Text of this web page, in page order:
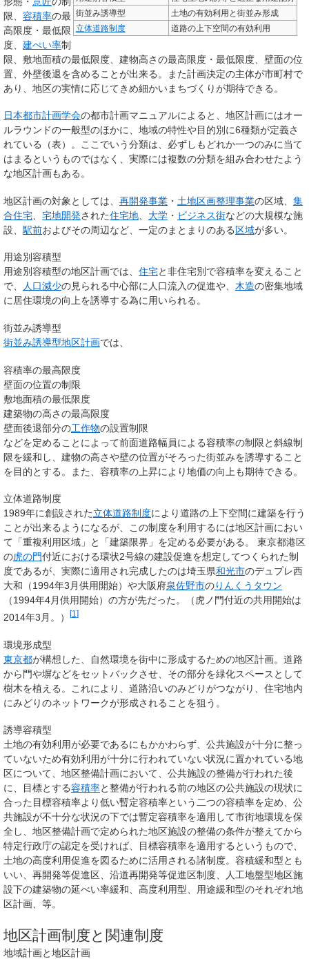
街並み誘導型
土地の有効利用と街並み形成
立体道路制度
道路の上下空間の有効利用
限、 容積率の最
高限度・最低限
度、 建ぺい率制
限、敷地面積の最低限度、建物高さの最高限度・最低限度、壁面の位
置、外壁後退を含めることが出来る。また計画決定の主体が市町村で
あり、地区の実情に応じてきめ細かいまちづくりが期待できる。
日本都市計画学会の都市計画マニュアルによると、地区計画にはオー
ルラウンドの一般型のほかに、地域の特性や目的別に6種類が定義さ
れている（表）。ここでいう分類は、必ずしもどれか一つのみに当て
はまるというものではなく、実際には複数の分類を組み合わせたよう
な地区計画もある。
地区計画の対象としては、 再開発事業 ・ 土地区画整理事業の区域、 集
合住宅
宅地開発された住宅地 大学 ・ ビジネス街などの大規模な施
設、 駅前およびその周辺など、一定のまとまりのある 区域が多い。
用途別容積型
用途別容積型の地区計画では、 住宅と非住宅別で容積率を変えること
で、
人口減少の見られる中心部に人口流入の促進や、 木造の密集地域
に居住環境の向上を誘導する為に用いられる。
街並み誘導型
街並み誘導型地区計画では、
容積率の最高限度
壁面の位置の制限
敷地面積の最低限度
建築物の高さの最高限度
壁面後退部分の工作物の設置制限
などを定めることによって前面道路幅員による容積率の制限と斜線制
限を緩和し、建物の高さや壁の位置がそろった街並みを誘導すること
を目的とする。また、容積率の上昇により地価の向上も期待できる。
立体道路制度
1989年に創設された立体道路制度により道路の上下空間に建築を行う
ことが出来るようになるが、この制度を利用するには地区計画におい
て「重複利用区域」と「建築限界」を定める必要がある。 東京都港区
の虎の門付近における環状2号線の建設促進を想定してつくられた制
度であるが、実際に適用され完成したのは埼玉県和光市のデュプレ西
大和（1994年3月供用開始）や大阪府泉佐野市のりんくうタウン
（1994年4月供用開始）の方が先だった。（虎ノ門付近の共用開始は
2014年3月。）
[1 ]
環境形成型
東京都が構想した、自然環境を街中に形成するための地区計画。道路
から門や塀などをセットバックさせ、その部分を緑化スペースとして
樹木を植える。これにより、道路沿いのみどりがつながり、住宅地内
にみどりのネットワークが形成されることを狙う。
誘導容積型
土地の有効利用が必要であるにもかかわらず、公共施設が十分に整っ
ていないため有効利用が十分に行われていない状況に置かれている地
区について、地区整備計画において、公共施設の整備が行われた後
に、目標とする容積率と整備が行われる前の地区の公共施設の現状に
合った目標容積率より低い暫定容積率という二つの容積率を定め、公
共施設が不十分な状況の下では暫定容積率を適用して市街地環境を保
全し、地区整備計画で定められた地区施設の整備の条件が整えてから
特定行政庁の認定を受ければ、目標容積率を適用するというもので、
土地の高度利用促進を図るために活用される諸制度。容積緩和型とも
いい、再開発等促進区、沿道再開発等促進区制度、人工地盤型地区施
設下の建築物の延べい率緩和、高度利用型、用途緩和型のそれぞれ地
区計画、等。
地区計画制度と関連制度
地域計画と地区計画